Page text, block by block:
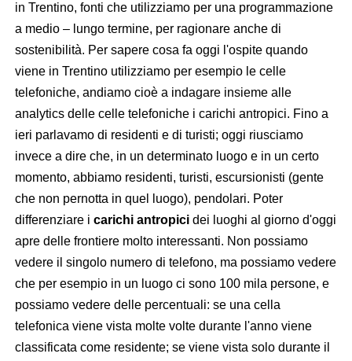
in Trentino, fonti che utilizziamo per una programmazione
a medio – lungo termine, per ragionare anche di
sostenibilità. Per sapere cosa fa oggi l'ospite quando
viene in Trentino utilizziamo per esempio le celle
telefoniche, andiamo cioè a indagare insieme alle
analytics delle celle telefoniche i carichi antropici. Fino a
ieri parlavamo di residenti e di turisti; oggi riusciamo
invece a dire che, in un determinato luogo e in un certo
momento, abbiamo residenti, turisti, escursionisti (gente
che non pernotta in quel luogo), pendolari. Poter
differenziare i carichi antropici dei luoghi al giorno d'oggi
apre delle frontiere molto interessanti. Non possiamo
vedere il singolo numero di telefono, ma possiamo vedere
che per esempio in un luogo ci sono 100 mila persone, e
possiamo vedere delle percentuali: se una cella
telefonica viene vista molte volte durante l'anno viene
classificata come residente; se viene vista solo durante il